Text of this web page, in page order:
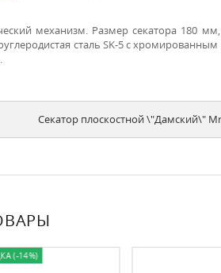
механизм. Размер секатора 180
сталь SK-5 с
Секатор плоскостной \"Дамский\"